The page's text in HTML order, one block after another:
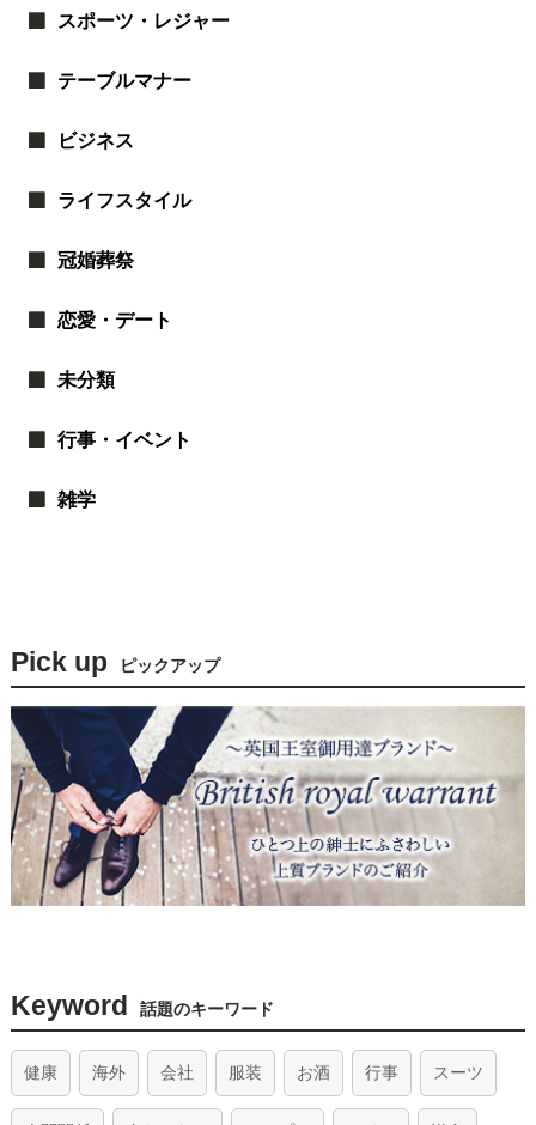
スポーツ・レジャー
テーブルマナー
ビジネス
ライフスタイル
冠婚葬祭
恋愛・デート
未分類
行事・イベント
雑学
Pick up ピックアップ
Keyword 話題のキーワード
健康 海外 会社 服装 お酒 行事 スーツ